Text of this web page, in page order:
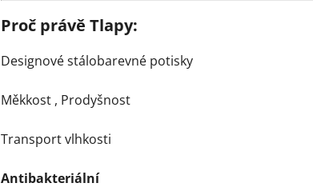
Proč právě Tlapy:
Designové stálobarevné potisky
Měkkost , Prodyšnost
Transport vlhkosti
Antibakteriální